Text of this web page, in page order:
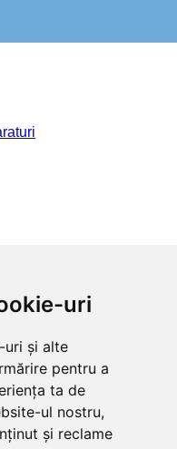
uri
uri și alte
pentru a
ta de
ul nostru,
și reclame
concepe tratamente
a păstra și restabili